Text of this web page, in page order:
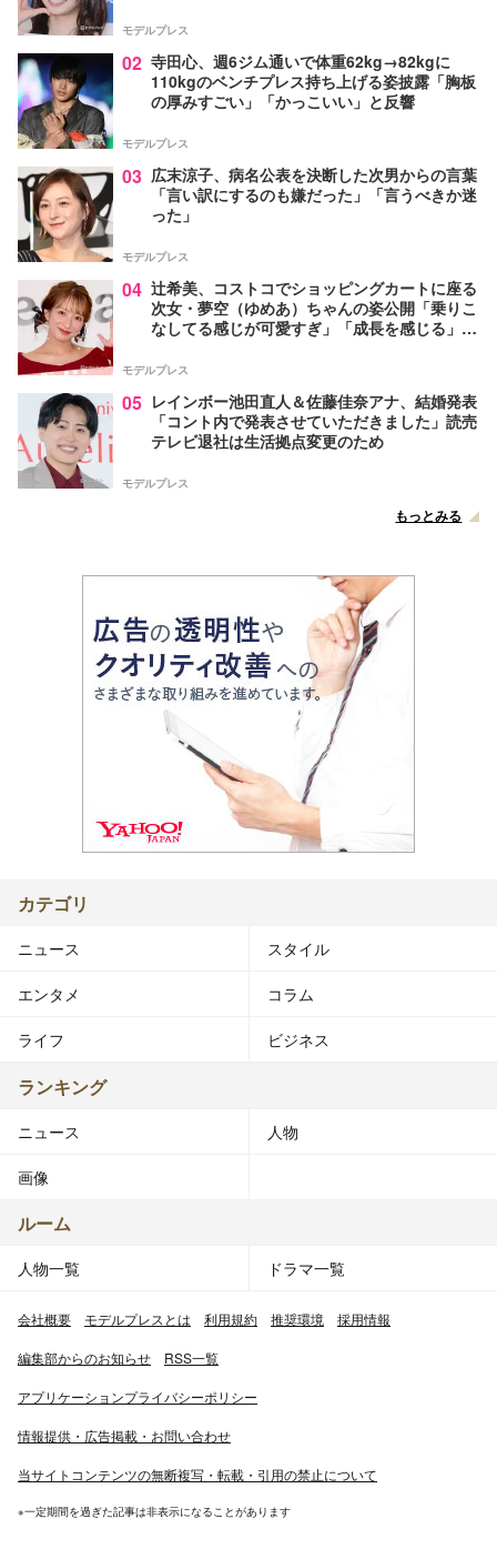
モデルプレス
02 寺田心、週6ジム通いで体重62kg→82kgに
110kgのベンチプレス持ち上げる姿披露「胸板
の厚みすごい」「かっこいい」と反響
モデルプレス
03 広末涼子、病名公表を決断した次男からの言葉
「言い訳にするのも嫌だった」「言うべきか迷
った」
モデルプレス
04 辻希美、コストコでショッピングカートに座る
次女・夢空（ゆめあ）ちゃんの姿公開「乗りこ
なしてる感じが可愛すぎ」「成長を感じる」の
モデルプレス
05 レインボー池田直人＆佐藤佳奈アナ、結婚発表
「コント内で発表させていただきました」読売
テレビ退社は生活拠点変更のため
モデルプレス
もっとみる
カテゴリ
ニュース スタイル
エンタメ コラム
ライフ ビジネス
ランキング
ニュース 人物
画像
ルーム
人物一覧 ドラマ一覧
会社概要 モデルプレスとは 利用規約 推奨環境 採用情報
編集部からのお知らせ RSS一覧
アプリケーションプライバシーポリシー
情報提供・広告掲載・お問い合わせ
当サイトコンテンツの無断複写・転載・引用の禁止について
※一定期間を過ぎた記事は非表示になることがあります